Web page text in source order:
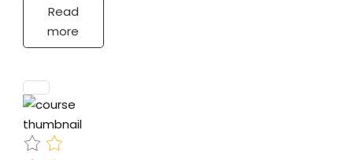
(A.S.A.) è un
operatore
socio-
che svolge
attività
indirizzate a
mantenere
Read
more